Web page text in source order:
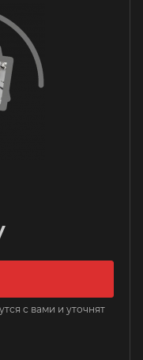
с вами и уточнят